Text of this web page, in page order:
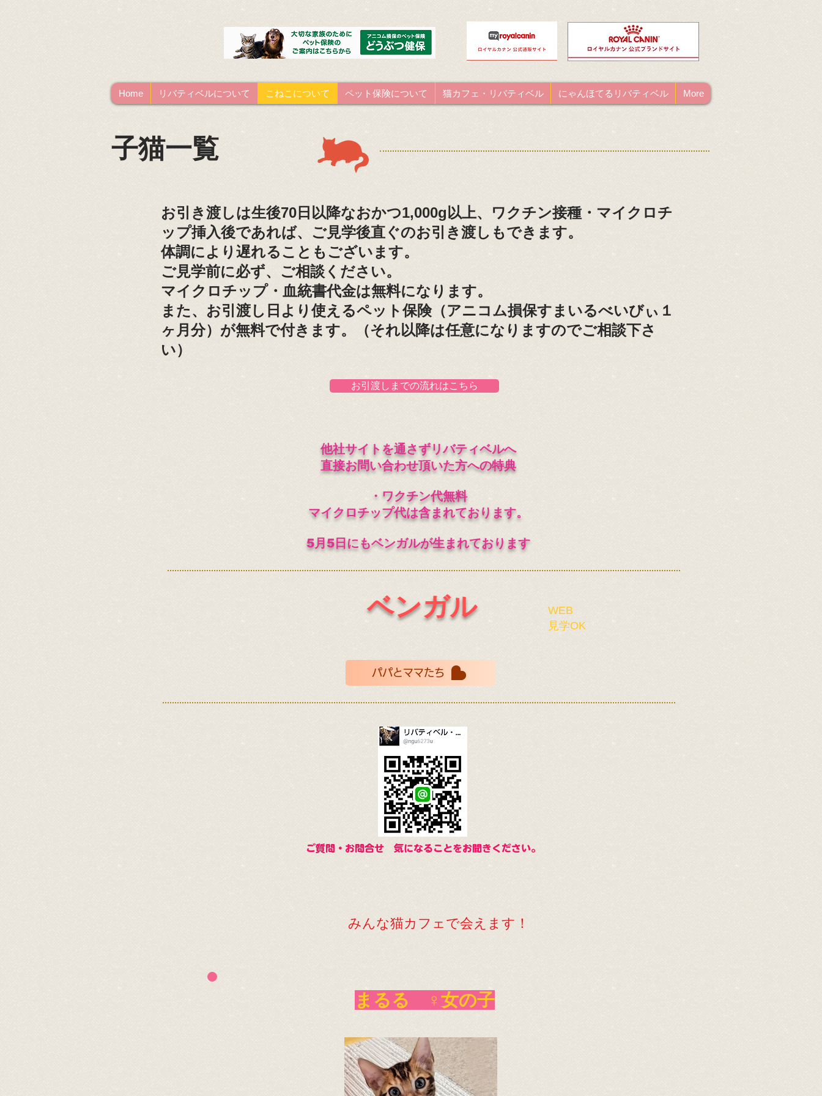
子猫一覧
​お引き渡しは生後70日以降なおかつ1,000g以上、ワクチン接種・マイクロチ
ップ挿入後であれば、ご見学後直ぐのお引き渡しもできます。
​体調により遅れることもございます。
​ご見学前に必ず、ご相談ください。
​マイクロチップ・血統書代金は無料になります。
​また、お引渡し日より使えるペット保険（アニコム損保すまいるべいびぃ１
ヶ月分）が無料で付きます。（それ以降は任意になりますのでご相談下さ
い）
お引渡しまでの流れはこちら
他社サイトを通さずリバティベルへ
直接お問い合わせ頂いた方への特典
・ワクチン代無料
​マイクロチップ代は含まれております。
​5月5日にもベンガルが生まれております
ベンガル
WEB
​見学OK
パパとママたち
ご質問・お問合せ 気になることをお聞きください。
みんな猫カフェで会えます！
まるる ♀女の子
Home リバティベルについて こねこについて ペット保険について 猫カフェ・リバティベル にゃんほてるリバティベル More